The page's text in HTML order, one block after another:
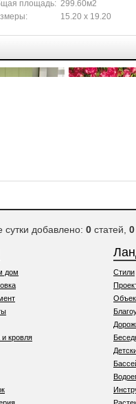
площадь: 299.60м2
15.20 x 19.20
сутки добавлено: 0 статей, 0
дом
кровля
Стили